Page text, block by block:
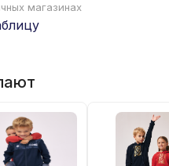
магазинах